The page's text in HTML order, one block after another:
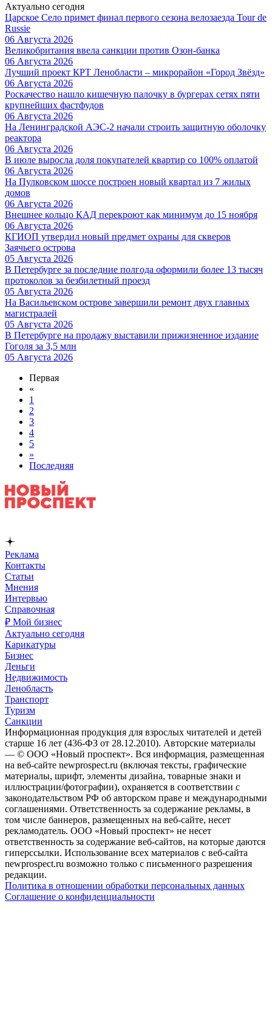
Актуально сегодня
Царское Село примет финал первого сезона велозаезда Tour de
Russie
06 Августа 2026
Великобритания ввела санкции против Озон-банка
06 Августа 2026
Лучший проект КРТ Ленобласти – микрорайон «Город Звёзд»
06 Августа 2026
Роскачество нашло кишечную палочку в бургерах сетях пяти
крупнейших фастфудов
06 Августа 2026
На Ленинградской АЭС-2 начали строить защитную оболочку
реактора
06 Августа 2026
В июле выросла доля покупателей квартир со 100% оплатой
06 Августа 2026
На Пулковском шоссе построен новый квартал из 7 жилых
домов
06 Августа 2026
Внешнее кольцо КАД перекроют как минимум до 15 ноября
06 Августа 2026
КГИОП утвердил новый предмет охраны для скверов
Заячьего острова
05 Августа 2026
В Петербурге за последние полгода оформили более 13 тысяч
протоколов за безбилетный проезд
05 Августа 2026
На Васильевском острове завершили ремонт двух главных
магистралей
05 Августа 2026
В Петербурге на продажу выставили прижизненное издание
Гоголя за 3,5 млн
05 Августа 2026
Первая
«
1
2
3
4
5
»
Последняя
Реклама
Контакты
Статьи
Мнения
Интервью
Справочная
₽ Мой бизнес
Актуально сегодня
Карикатуры
Бизнес
Деньги
Недвижимость
Ленобласть
Транспорт
Туризм
Санкции
Информационная продукция для взрослых читателей и детей
старше 16 лет (436-ФЗ от 28.12.2010). Авторские материалы
— © ООО «Новый проспект». Вся информация, размещенная
на веб-сайте newprospect.ru (включая тексты, графические
материалы, шрифт, элементы дизайна, товарные знаки и
иллюстрации/фотографии), охраняется в соответствии с
законодательством РФ об авторском праве и международными
соглашениями. Ответственность за содержание рекламы, в
том числе баннеров, размещенных на веб-сайте, несет
рекламодатель. ООО «Новый проспект» не несет
ответственность за содержание веб-сайтов, на которые даются
гиперссылки. Использование всех материалов с веб-сайта
newprospect.ru возможно только с письменного разрешения
редакции.
Политика в отношении обработки персональных данных
Соглашение о конфиденциальности